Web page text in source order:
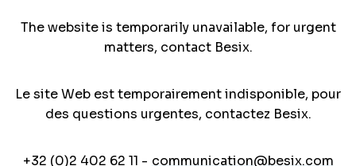
The website is temporarily unavailable, for urgent
matters, contact Besix.
Le site Web est temporairement indisponible, pour
des questions urgentes, contactez Besix.
+32 (0)2 402 62 11 - communication@besix.com